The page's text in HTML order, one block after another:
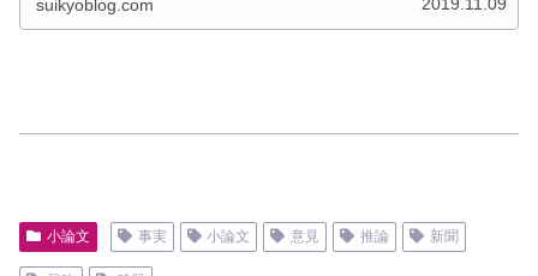
の中』をメインにして描いたものです。２つ
の作品で事実はどう扱われたのでしょうか。
suikyoblog.com
小論文 事実 小論文 意見 推論 新聞